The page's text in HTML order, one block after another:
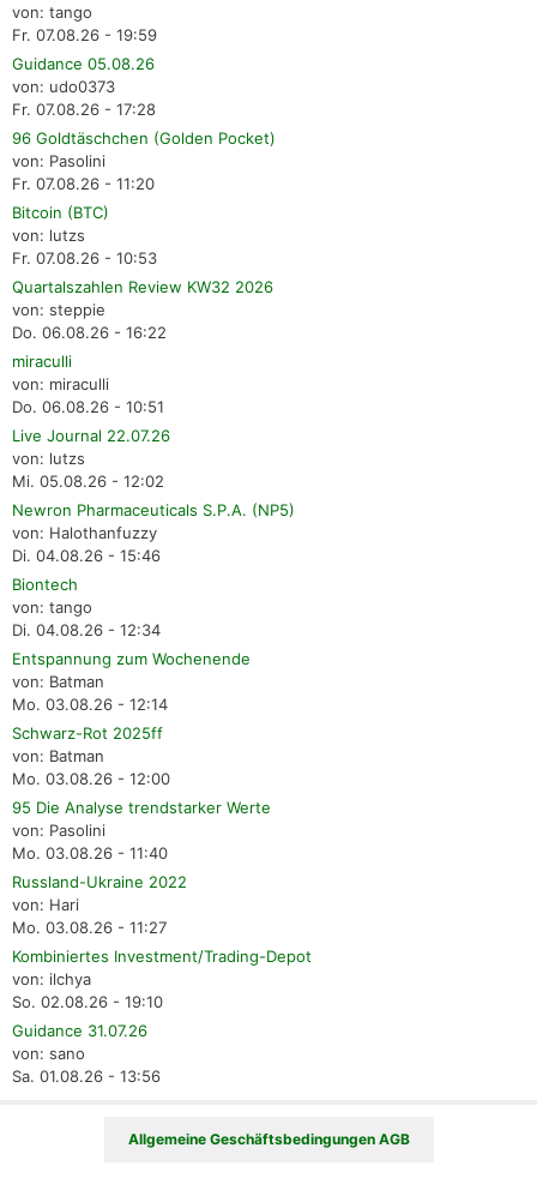
von: tango
Fr. 07.08.26 - 19:59
Guidance 05.08.26
von: udo0373
Fr. 07.08.26 - 17:28
96 Goldtäschchen (Golden Pocket)
von: Pasolini
Fr. 07.08.26 - 11:20
Bitcoin (BTC)
von: lutzs
Fr. 07.08.26 - 10:53
Quartalszahlen Review KW32 2026
von: steppie
Do. 06.08.26 - 16:22
miraculli
von: miraculli
Do. 06.08.26 - 10:51
Live Journal 22.07.26
von: lutzs
Mi. 05.08.26 - 12:02
Newron Pharmaceuticals S.P.A. (NP5)
von: Halothanfuzzy
Di. 04.08.26 - 15:46
Biontech
von: tango
Di. 04.08.26 - 12:34
Entspannung zum Wochenende
von: Batman
Mo. 03.08.26 - 12:14
Schwarz-Rot 2025ff
von: Batman
Mo. 03.08.26 - 12:00
95 Die Analyse trendstarker Werte
von: Pasolini
Mo. 03.08.26 - 11:40
Russland-Ukraine 2022
von: Hari
Mo. 03.08.26 - 11:27
Kombiniertes Investment/Trading-Depot
von: ilchya
So. 02.08.26 - 19:10
Guidance 31.07.26
von: sano
Sa. 01.08.26 - 13:56
Allgemeine Geschäftsbedingungen AGB